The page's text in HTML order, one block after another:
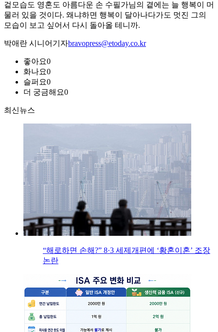
겉모습도 영혼도 아름다운 손 수필가님의 곁에는 늘 행복이 머
물러 있을 것이다. 왜냐하면 행복이 달아나다가도 멋진 그의
모습이 보고 싶어서 다시 돌아올 테니까.
박애란 시니어기자bravopress@etoday.co.kr
좋아요0
화나요0
슬퍼요0
더 궁금해요0
최신뉴스
“해로하면 손해?” 8·3 세제개편에 ‘황혼이혼’ 조장
논란